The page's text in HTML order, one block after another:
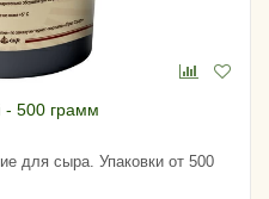
- 500 грамм
для сыра. Упаковки от 500